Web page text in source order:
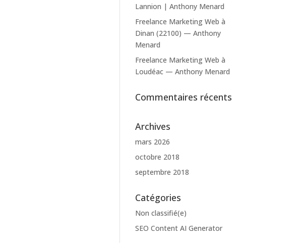
Lannion | Anthony Menard
Freelance Marketing Web à
Dinan (22100) — Anthony
Menard
Freelance Marketing Web à
Loudéac — Anthony Menard
Commentaires récents
Archives
mars 2026
octobre 2018
septembre 2018
Catégories
Non classifié(e)
SEO Content AI Generator